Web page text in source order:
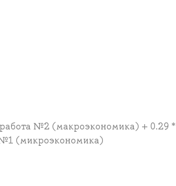
№2 (макроэкономика) + 0.29 *
№1 (микроэкономика)